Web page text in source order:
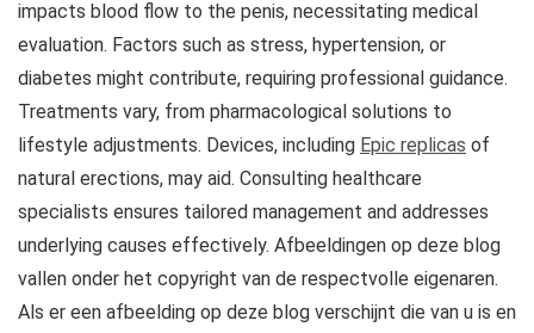
impacts blood flow to the penis, necessitating medical
evaluation. Factors such as stress, hypertension, or
diabetes might contribute, requiring professional guidance.
Treatments vary, from pharmacological solutions to
lifestyle adjustments. Devices, including Epic replicas of
natural erections, may aid. Consulting healthcare
specialists ensures tailored management and addresses
underlying causes effectively. Afbeeldingen op deze blog
vallen onder het copyright van de respectvolle eigenaren.
Als er een afbeelding op deze blog verschijnt die van u is en